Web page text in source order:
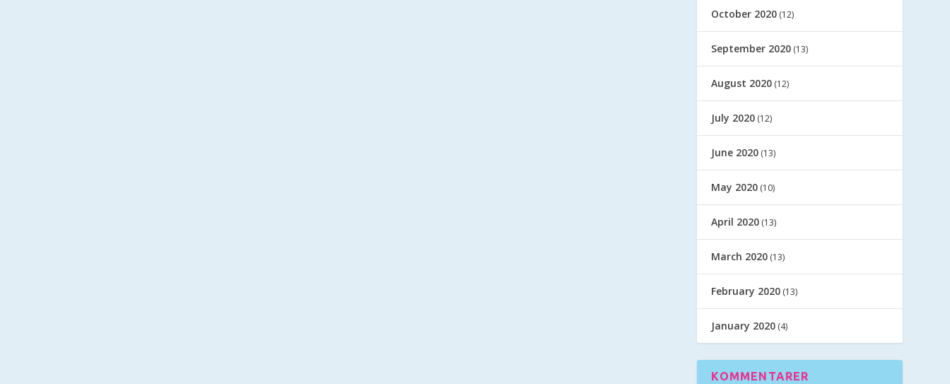
October 2020 (12)
September 2020 (13)
August 2020 (12)
July 2020 (12)
June 2020 (13)
May 2020 (10)
April 2020 (13)
March 2020 (13)
February 2020 (13)
January 2020 (4)
KOMMENTARER